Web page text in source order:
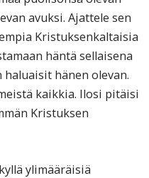
avuksi. Ajattele sen
Kristuksenkaltaisia
häntä sellaisena
hänen olevan.
kaikkia. Ilosi pitäisi
Kristuksen
ylimääräisiä